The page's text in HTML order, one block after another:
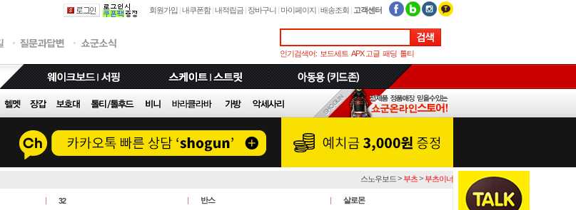
회원가입 |내쿠폰함 |내적립금 | 장바구니 | 마이페이지 |배송조회 | 고객센터
인기검색어: 보드세트 APX 고글 패딩 톨티
스노우보드 >부츠>부츠이너
32 반스 살로몬